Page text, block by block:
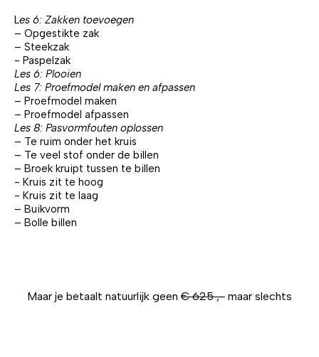
Les 6: Zakken toevoegen
– Opgestikte zak
– Steekzak
- Paspelzak
Les 6: Plooien
Les 7: Proefmodel maken en afpassen
– Proefmodel maken
– Proefmodel afpassen
Les 8: Pasvormfouten oplossen
– Te ruim onder het kruis
– Te veel stof onder de billen
– Broek kruipt tussen te billen
- Kruis zit te hoog
- Kruis zit te laag
– Buikvorm
– Bolle billen
Maar je betaalt natuurlijk geen € 625 ,- maar slechts